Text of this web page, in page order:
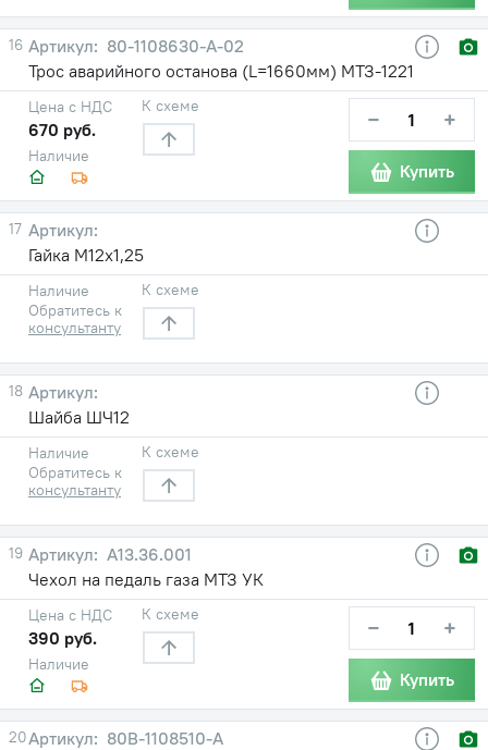
16
80-1108630-А-02
Трос аварийного останова (L=1660мм) МТЗ-1221
Наличие
Цена с НДС
670 руб.
К схеме − +
Купить
17
Гайка М12х1,25
Наличие
Обратитесь к
консультанту
К схеме
18
Шайба ШЧ12
Наличие
Обратитесь к
консультанту
К схеме
19
А13.36.001
Чехол на педаль газа МТЗ УК
Наличие
Цена с НДС
390 руб.
К схеме − +
Купить
20
80В-1108510-А